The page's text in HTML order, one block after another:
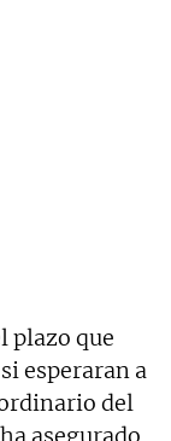
plazo que
esperaran a
del
asegurado